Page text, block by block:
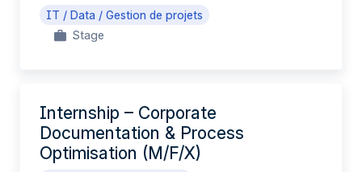
IT / Data / Gestion de projets
Stage
Internship – Corporate
Documentation & Process
Optimisation (M/F/X)